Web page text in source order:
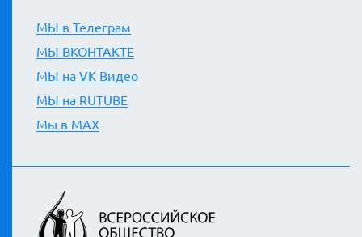
МЫ в Телеграм
МЫ ВКОНТАКТЕ
МЫ на VK Видео
МЫ на RUTUBE
Мы в MAX